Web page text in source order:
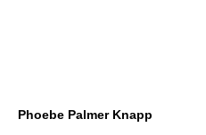
Phoebe Palmer Knapp